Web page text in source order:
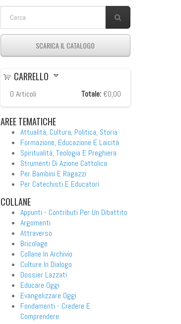
FORM DI RICERCA
SCARICA IL CATALOGO
CARRELLO
0 Articoli Totale: €0,00
AREETEMATICHE
Attualità, Cultura, Politica, Storia
Formazione, Educazione E Laicità
Spiritualità, Teologia E Preghiera
Strumenti Di Azione Cattolica
Per Bambini E Ragazzi
Per Catechisti E Educatori
COLLANE
Appunti - Contributi Per Un Dibattito
Argomenti
Attraverso
Bricolage
Collane In Archivio
Culture In Dialogo
Dossier Lazzati
Educare Oggi
Evangelizzare Oggi
Fondamenti - Credere E
Comprendere